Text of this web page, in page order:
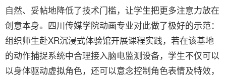
自然、妥帖地降低了技术门槛，让学生把更多注意力放在
创意本身。四川传媒学院动画专业对此做了极好的示范：
组织师生赴XR沉浸式体验馆开展课程实践，若在该基地
的动作捕捉系统中合理接入脑电监测设备，学生不仅可以
以身体驱动虚拟角色，还可以意念控制角色表情及特效，